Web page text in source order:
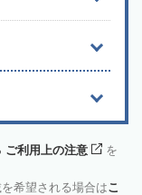
ご利用上の注意
を
希望される場合はこ